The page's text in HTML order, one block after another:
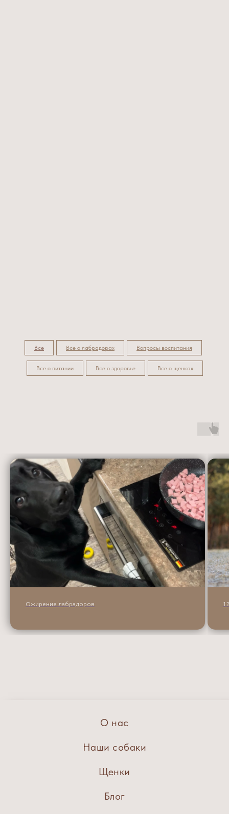
Все Все о лабрадорах Вопросы воспитания
Все о питании Все о здоровье Все о щенках
Ожирение лабрадоров
О нас
Наши собаки
Щенки
Блог